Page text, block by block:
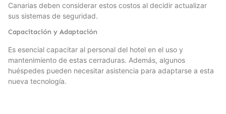
Canarias deben considerar estos costos al decidir actualizar
sus sistemas de seguridad.
Capacitación y Adaptación
Es esencial capacitar al personal del hotel en el uso y
mantenimiento de estas cerraduras. Además, algunos
huéspedes pueden necesitar asistencia para adaptarse a esta
nueva tecnología.